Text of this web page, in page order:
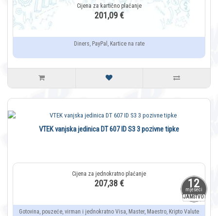
201,09 €
Diners, PayPal, Kartice na rate
12
mjeseci
JAMSTVO
VTEK vanjska jedinica DT 607 ID S3 3 pozivne tipke
207,38 €
Gotovina, pouzeće, virman i jednokratno Visa, Master, Maestro, Kripto Valute